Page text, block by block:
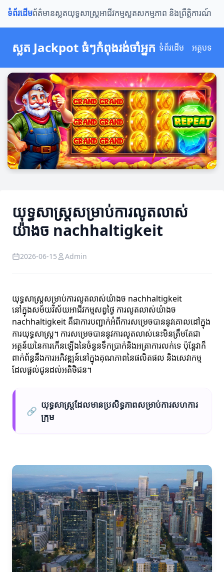
ទំព័រដើមព័ត៌មានស្លតយុទ្ធសាស្ត្រអាជីវកម្មស្លតសកម្មភាព និងព្រឹត្តិការណ៍
ស្លត Jackpot ធំៗកំពុងរង់ចាំអ្នក ទំព័រដើម អត្ថបទ
យុទ្ធសាស្ត្រសម្រាប់ការលូតលាស់
យ៉ាងច nachhaltigkeit
2026-06-15 Admin
យុទ្ធសាស្ត្រសម្រាប់ការលូតលាស់យ៉ាងច nachhaltigkeit
នៅក្នុងសម័យវិស័យអាជីវកម្មសព្វថ្ងៃ ការលូតលាស់យ៉ាងច
nachhaltigkeit គឺជាការបញ្ជាក់អំពីការសម្រេចបាននូវគោលដៅក្នុង
ការយុទ្ធសាស្ត្រ។ ការសម្រេចបាននូវការលូតលាស់នេះមិនត្រឹមតែជា
អត្ថន័យនៃការកើនឡើងនៃចំនួនទឹកប្រាក់និងអត្រាការលក់ទេ ប៉ុន្តែវាក៏
ពាក់ព័ន្ធនឹងការអភិវឌ្ឍន៍នៅក្នុងគុណភាពនៃផលិតផល និងសេវាកម្ម
ដែលផ្តល់ជូនដល់អតិថិជន។
🔗
យុទ្ធសាស្ត្រដែលមានប្រសិទ្ធភាពសម្រាប់ការសហការ
ក្រុម